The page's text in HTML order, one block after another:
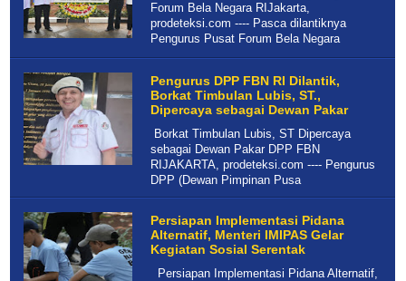
Forum Bela Negara RIJakarta,
prodeteksi.com ---- Pasca dilantiknya
Pengurus Pusat Forum Bela Negara
Pengurus DPP FBN RI Dilantik,
Borkat Timbulan Lubis, ST.,
Dipercaya sebagai Dewan Pakar
Borkat Timbulan Lubis, ST Dipercaya
sebagai Dewan Pakar DPP FBN
RIJAKARTA, prodeteksi.com ---- Pengurus
DPP (Dewan Pimpinan Pusa
Persiapan Implementasi Pidana
Alternatif, Menteri IMIPAS Gelar
Kegiatan Sosial Serentak
Persiapan Implementasi Pidana Alternatif,